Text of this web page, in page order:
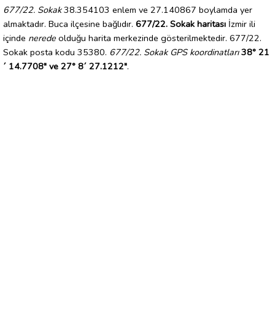
677/22. Sokak38.354103 enlem ve 27.140867 boylamda yer
almaktadır. Buca ilçesine bağlıdır. 677/22. Sokak haritası İzmir ili
içinde nerede olduğu harita merkezinde gösterilmektedir. 677/22.
Sokak posta kodu 35380. 677/22. Sokak GPS koordinatları 38° 21
´ 14.7708" ve 27° 8´ 27.1212".